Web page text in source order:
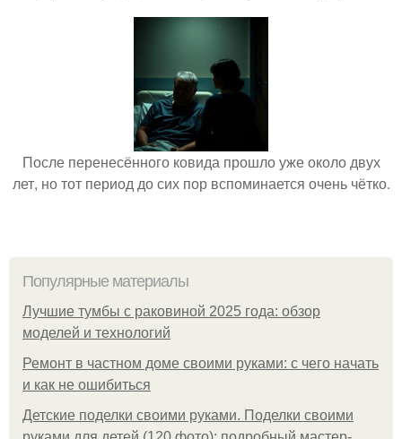
После перенесённого ковида прошло уже около двух
лет, но тот период до сих пор вспоминается очень чётко.
Популярные материалы
Лучшие тумбы с раковиной 2025 года: обзор
моделей и технологий
Ремонт в частном доме своими руками: с чего начать
и как не ошибиться
Детские поделки своими руками. Поделки своими